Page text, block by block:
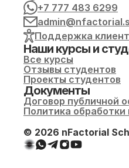
+7 777 483 6299
Поддержка
Наши курсы и
Все курсы
Отзывы студентов
Проекты студентов
Документы
Договор публичной
Политика
© 2026 nFactorial